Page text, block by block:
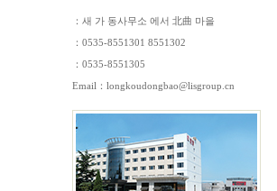
：새 가 동사무소 에서 北曲 마을
：0535-8551301 8551302
：0535-8551305
Email： longkoudongbao@lisgroup.cn